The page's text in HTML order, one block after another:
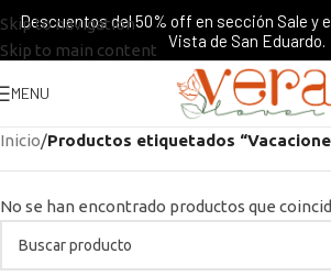
Skip to navigation
Skip to main content
Descuentos del 50% off en sección Sale y
Vista de San Eduardo.
MENU
Inicio/Productos etiquetados
No se han encontrado productos que